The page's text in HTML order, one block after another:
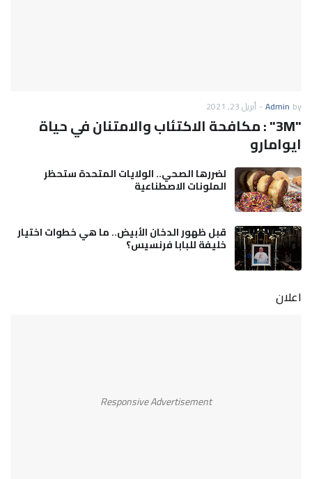
by
Admin
- أبريل 23, 2021
"3M" : مكافحة الاكتئاب والامتنان في حياة
ايوامارو
لضررها الصحي.. الولايات المتحدة ستحظر
الملونات الاصطناعية
قبل ظهور الدخان الأبيض.. ما هي خطوات اختيار
خليفة للبابا فرنسيس؟
اعلان
Responsive Advertisement